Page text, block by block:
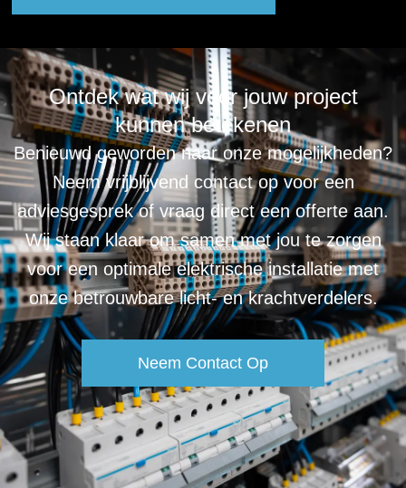
Ontdek wat wij voor jouw project
kunnen betekenen
Benieuwd geworden naar onze mogelijkheden?
Neem vrijblijvend contact op voor een
adviesgesprek of vraag direct een offerte aan.
Wij staan klaar om samen met jou te zorgen
voor een optimale elektrische installatie met
onze betrouwbare licht- en krachtverdelers.
Neem Contact Op